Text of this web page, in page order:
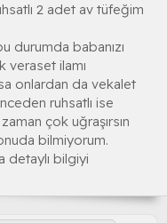
2 adet av tüfeğim
durumda babanızı
veraset ilamı
onlardan da vekalet
ruhsatlı ise
çok uğraşırsın
bilmiyorum.
detaylı bilgiyi